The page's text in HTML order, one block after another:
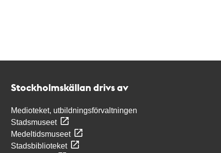
Stockholmskällan drivs av
Medioteket, utbildningsförvaltningen
Stadsmuseet
Medeltidsmuseet
Stadsbiblioteket